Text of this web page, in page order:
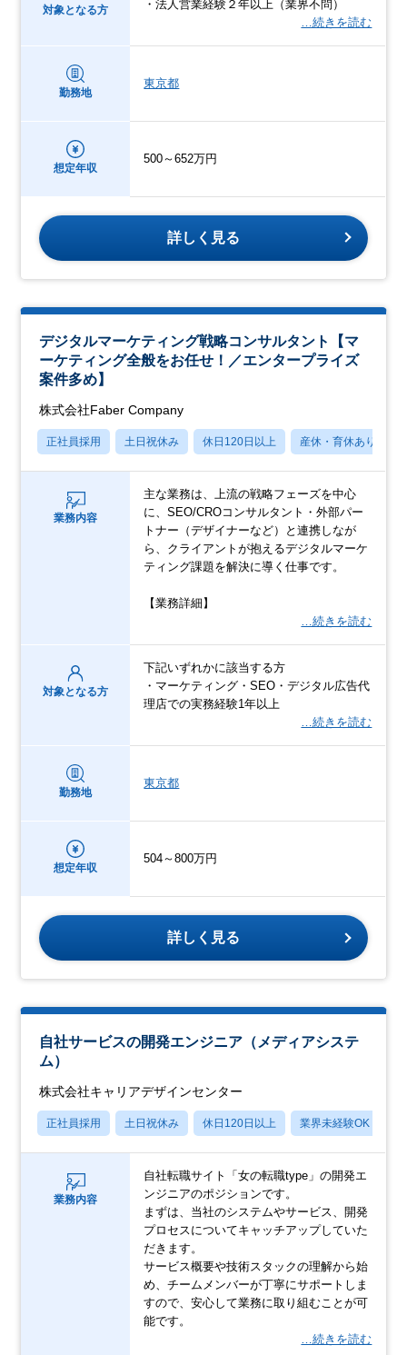
対象となる方
・法人営業経験２年以上（業界不問）
…続きを読む
勤務地
東京都
想定年収
500～652万円
詳しく見る
デジタルマーケティング戦略コンサルタント【マ
ーケティング全般をお任せ！／エンタープライズ
案件多め】
株式会社Faber Company
正社員採用 土日祝休み 休日120日以上 産休・育休あり
業務内容
主な業務は、上流の戦略フェーズを中心
に、SEO/CROコンサルタント・外部パー
トナー（デザイナーなど）と連携しなが
ら、クライアントが抱えるデジタルマーケ
ティング課題を解決に導く仕事です。
【業務詳細】
…続きを読む
対象となる方
下記いずれかに該当する方
・マーケティング・SEO・デジタル広告代
理店での実務経験1年以上
…続きを読む
勤務地
東京都
想定年収
504～800万円
詳しく見る
自社サービスの開発エンジニア（メディアシステ
ム）
株式会社キャリアデザインセンター
正社員採用 土日祝休み 休日120日以上 業界未経験OK
業務内容
自社転職サイト「女の転職type」の開発エ
ンジニアのポジションです。
まずは、当社のシステムやサービス、開発
プロセスについてキャッチアップしていた
だきます。
サービス概要や技術スタックの理解から始
め、チームメンバーが丁寧にサポートしま
すので、安心して業務に取り組むことが可
能です。
…続きを読む